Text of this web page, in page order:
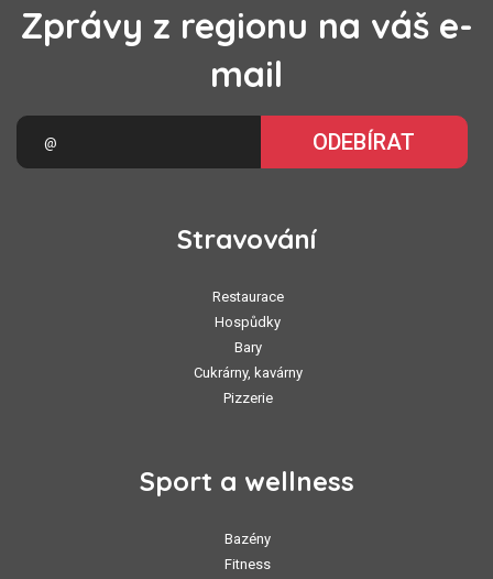
Zprávy z regionu na váš e-
mail
ODEBÍRAT
Stravování
Restaurace
Hospůdky
Bary
Cukrárny, kavárny
Pizzerie
Sport a wellness
Bazény
Fitness